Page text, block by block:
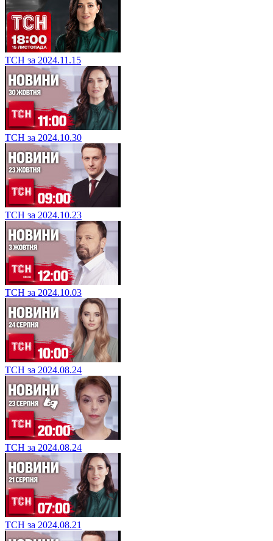
ТСН за 2024.11.15
ТСН за 2024.10.30
ТСН за 2024.10.23
ТСН за 2024.10.03
ТСН за 2024.08.24
ТСН за 2024.08.24
ТСН за 2024.08.21